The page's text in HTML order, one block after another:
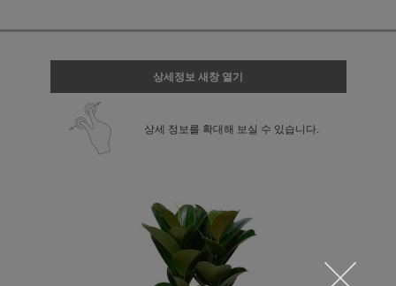
상세정보 새창 열기
상세 정보를 확대해 보실 수 있습니다.